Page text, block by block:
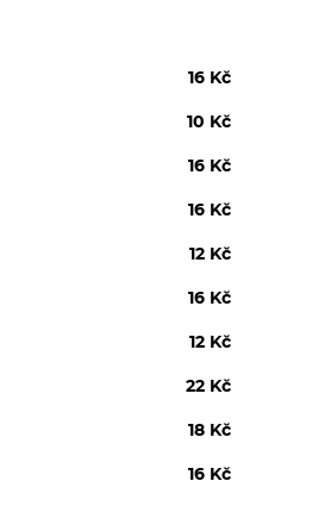
16 Kč
10 Kč
16 Kč
16 Kč
12 Kč
16 Kč
12 Kč
22 Kč
18 Kč
16 Kč